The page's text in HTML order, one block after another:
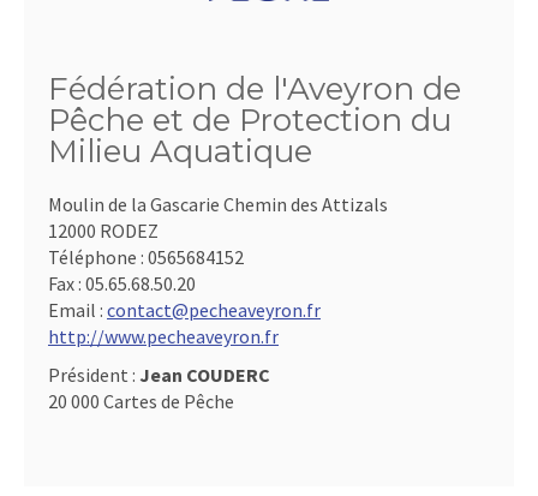
Fédération de l'Aveyron de
Pêche et de Protection du
Milieu Aquatique
Moulin de la Gascarie Chemin des Attizals
12000 RODEZ
Téléphone : 0565684152
Fax : 05.65.68.50.20
Email : contact@pecheaveyron.fr
http://www.pecheaveyron.fr
Président : Jean COUDERC
20 000 Cartes de Pêche